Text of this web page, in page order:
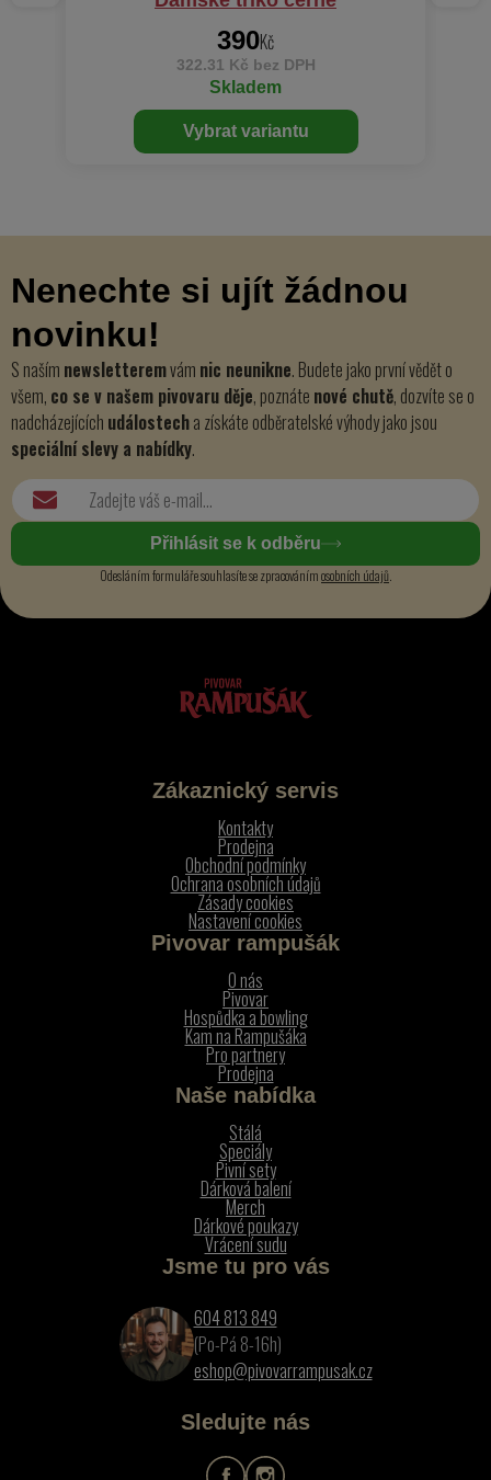
390Kč
322.31 Kč bez DPH
Skladem
Vybrat variantu
Nenechte si ujít žádnou
novinku!
S naším newsletteremvám nic neunikne. Budete jako první vědět o
všem, co se v našem pivovaru děje, poznáte nové chutě, dozvíte se o
nadcházejících událostecha získáte odběratelské výhody jako jsou
speciální slevy a nabídky.
Přihlásit se k odběru
Odesláním formuláře souhlasíte se zpracovánímosobních údajů
Zákaznický servis
Kontakty
Prodejna
Obchodní podmínky
Ochrana osobních údajů
Zásady cookies
Nastavení cookies
Pivovar rampušák
O nás
Pivovar
Hospůdka a bowling
Kam na Rampušáka
Pro partnery
Prodejna
Naše nabídka
Stálá
Speciály
Pivní sety
Dárková balení
Merch
Dárkové poukazy
Vrácení sudu
Jsme tu pro vás
604 813 849
(Po-Pá 8-16h)
eshop@pivovarrampusak.cz
Sledujte nás